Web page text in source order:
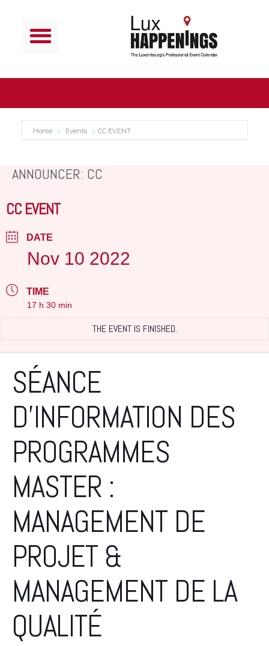
Home Events CC EVENT
ANNOUNCER: CC
CC EVENT
DATE
Nov 10 2022
TIME
17 h 30 min
THE EVENT IS FINISHED.
SÉANCE
D’INFORMATION DES
PROGRAMMES
MASTER :
MANAGEMENT DE
PROJET &
MANAGEMENT DE LA
QUALITÉ